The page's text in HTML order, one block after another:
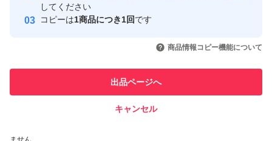
異なる場合がございます。注文時にはこのことをご了承下
さい。
☆配送は簡易包装にて、ポスト投函にて発送致します。
取引実績
引を完了させた実績があります
での取引実績があります
してください
コピーは1商品につき1回です
商品情報コピー機能について
出品ページへ
キャンセル